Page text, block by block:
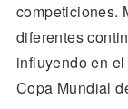
competiciones.
diferentes
influyendo en
Copa Mundial